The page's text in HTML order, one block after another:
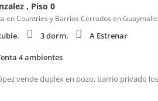
, Piso 0
en Countries y Barrios Cerrados en
3 dorm. A Estrenar
4 ambientes